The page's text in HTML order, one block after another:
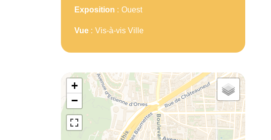
Exposition Ouest
Vue Vis-à-vis Ville
+
−